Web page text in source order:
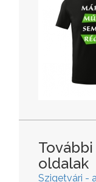
oldalak
Szigetvári -